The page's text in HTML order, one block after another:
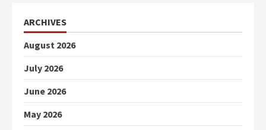
ARCHIVES
August 2026
July 2026
June 2026
May 2026